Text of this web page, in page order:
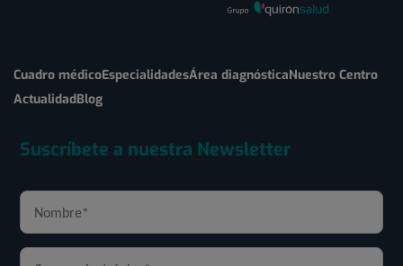
Cuadro médicoEspecialidadesÁrea diagnósticaNuestro Centro
ActualidadBlog
Suscríbete a nuestra Newsletter